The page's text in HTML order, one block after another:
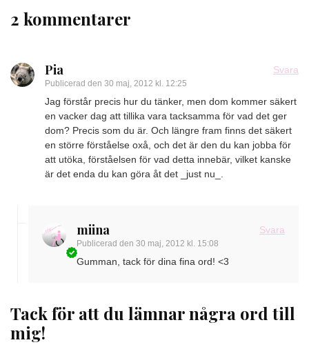
2 kommentarer
Pia
Publicerad den 30 maj, 2012 kl. 12:25
Svara
Jag förstår precis hur du tänker, men dom kommer säkert
en vacker dag att tillika vara tacksamma för vad det ger
dom? Precis som du är. Och längre fram finns det säkert
en större förståelse oxå, och det är den du kan jobba för
att utöka, förståelsen för vad detta innebär, vilket kanske
är det enda du kan göra åt det _just nu_.
miina
Publicerad den 30 maj, 2012 kl. 15:08
Svara
Gumman, tack för dina fina ord! <3
Tack för att du lämnar några ord till
mig!